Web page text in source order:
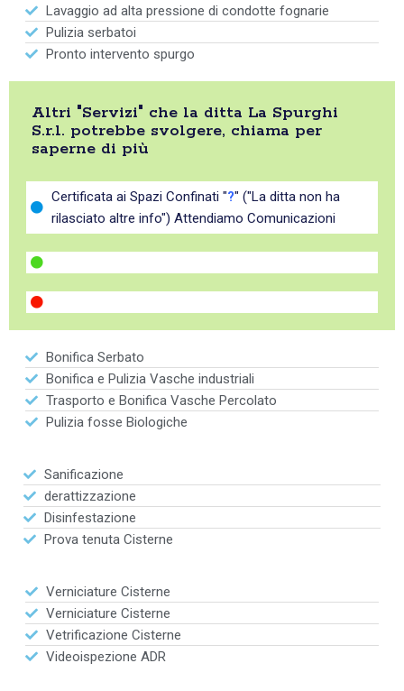
Lavaggio ad alta pressione di condotte fognarie
Pulizia serbatoi
Pronto intervento spurgo
Altri "Servizi" che la ditta La Spurghi
S.r.l. potrebbe svolgere, chiama per
saperne di più
Certificata ai Spazi Confinati "?" ("La ditta non ha
rilasciato altre info") Attendiamo Comunicazioni
Bonifica Serbato
Bonifica e Pulizia Vasche industriali
Trasporto e Bonifica Vasche Percolato
Pulizia fosse Biologiche
Sanificazione
derattizzazione
Disinfestazione
Prova tenuta Cisterne
Verniciature Cisterne
Verniciature Cisterne
Vetrificazione Cisterne
Videoispezione ADR